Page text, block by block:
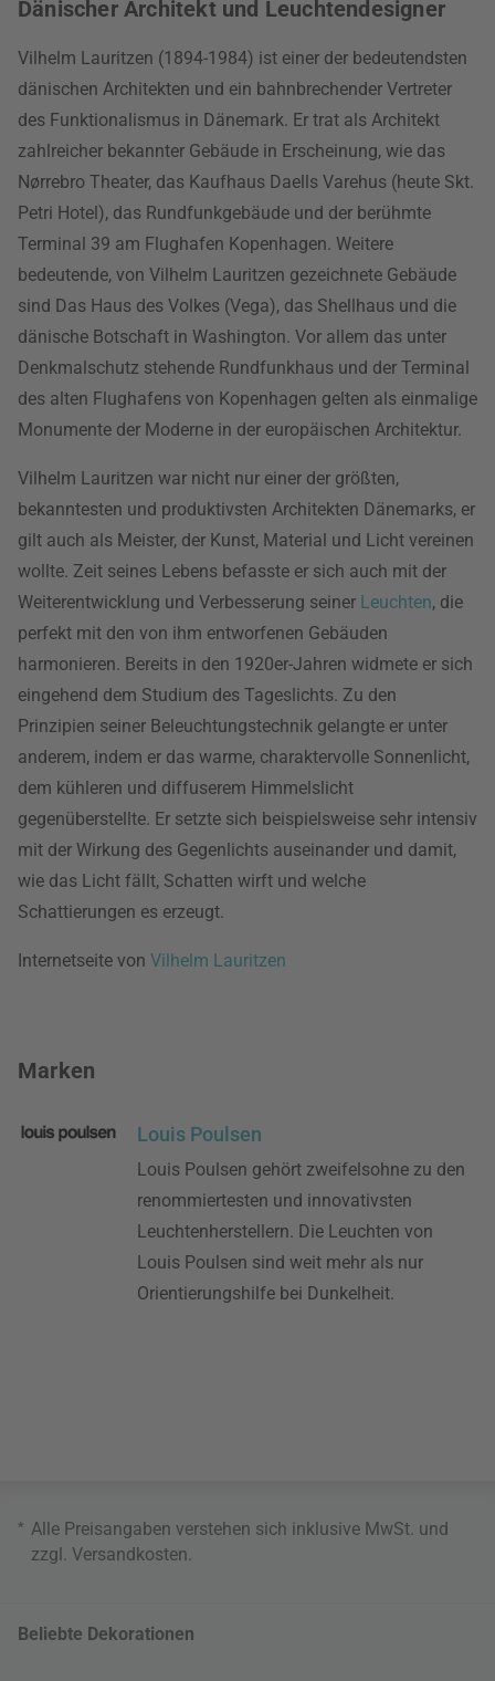
Dänischer Architekt und Leuchtendesigner
Vilhelm Lauritzen (1894-1984) ist einer der bedeutendsten
dänischen Architekten und ein bahnbrechender Vertreter
des Funktionalismus in Dänemark. Er trat als Architekt
zahlreicher bekannter Gebäude in Erscheinung, wie das
Nørrebro Theater, das Kaufhaus Daells Varehus (heute Skt.
Petri Hotel), das Rundfunkgebäude und der berühmte
Terminal 39 am Flughafen Kopenhagen. Weitere
bedeutende, von Vilhelm Lauritzen gezeichnete Gebäude
sind Das Haus des Volkes (Vega), das Shellhaus und die
dänische Botschaft in Washington. Vor allem das unter
Denkmalschutz stehende Rundfunkhaus und der Terminal
des alten Flughafens von Kopenhagen gelten als einmalige
Monumente der Moderne in der europäischen Architektur.
Vilhelm Lauritzen war nicht nur einer der größten,
bekanntesten und produktivsten Architekten Dänemarks, er
gilt auch als Meister, der Kunst, Material und Licht vereinen
wollte. Zeit seines Lebens befasste er sich auch mit der
Weiterentwicklung und Verbesserung seiner Leuchten, die
perfekt mit den von ihm entworfenen Gebäuden
harmonieren. Bereits in den 1920er-Jahren widmete er sich
eingehend dem Studium des Tageslichts. Zu den
Prinzipien seiner Beleuchtungstechnik gelangte er unter
anderem, indem er das warme, charaktervolle Sonnenlicht,
dem kühleren und diffuserem Himmelslicht
gegenüberstellte. Er setzte sich beispielsweise sehr intensiv
mit der Wirkung des Gegenlichts auseinander und damit,
wie das Licht fällt, Schatten wirft und welche
Schattierungen es erzeugt.
Internetseite von Vilhelm Lauritzen
Marken
Louis Poulsen
Louis Poulsen gehört zweifelsohne zu den
renommiertesten und innovativsten
Leuchtenherstellern. Die Leuchten von
Louis Poulsen sind weit mehr als nur
Orientierungshilfe bei Dunkelheit.
* Alle Preisangaben verstehen sich inklusive MwSt. und
zzgl. Versandkosten
Beliebte Dekorationen